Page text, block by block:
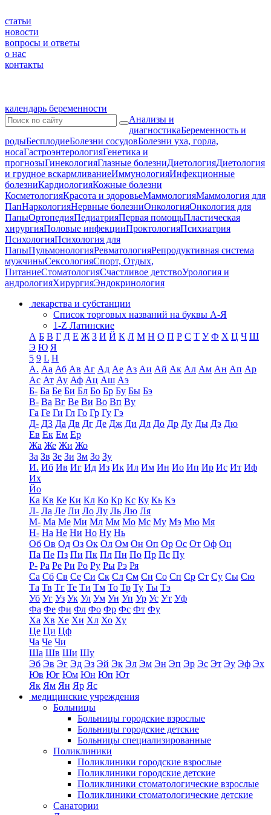
статьи
новости
вопросы и ответы
о нас
контакты
календарь беременности
Анализы и
диагностикаБеременность и
родыБесплодиеБолезни сосудовБолезни уха, горла,
носаГастроэнтерологияГенетика и
прогнозыГинекологияГлазные болезниДиетологияДиетология
и грудное вскармливаниеИммунологияИнфекционные
болезниКардиологияКожные болезни
КосметологияКрасота и здоровьеМаммологияМаммология для
ПапНаркологияНервные болезниОнкологияОнкология для
ПапыОртопедияПедиатрияПервая помощьПластическая
хирургияПоловые инфекцииПроктологияПсихиатрия
ПсихологияПсихология для
ПапыПульмонологияРевматологияРепродуктивная система
мужчиныСексологияСпорт, Отдых,
ПитаниеСтоматологияСчастливое детствоУрология и
андрологияХирургияЭндокринология
лекарства и субстанции
Список торговых названий на буквы А-Я
1-Z Латинские
А Б В Г Д Е Ж З И Й К Л М Н О П Р С Т У Ф Х Ц Ч Ш
Э Ю Я
5 9 L H
А. Аа Аб Ав Аг Ад Ае Аз Аи Ай Ак Ал Ам Ан Ап Ар
Ас Ат Ау Аф Ац Аш Аэ
Б- Ба Бе Би Бл Бо Бр Бу Бы Бэ
В- Ва Вг Ве Ви Во Вп Ву
Га Ге Ги Гл Го Гр Гу Гэ
Д- Д3 Да Дв Дг Де Дж Ди Дл До Др Ду Ды Дэ Дю
Ев Ек Ем Ер
Жа Же Жи Жо
За Зв Зе Зи Зм Зо Зу
И. Иб Ив Иг Ид Из Ик Ил Им Ин Ио Ип Ир Ис Ит Иф
Их
Йо
Ка Кв Ке Ки Кл Ко Кр Кс Ку Кь Кэ
Л- Ла Ле Ли Ло Лу Ль Лю Ля
М- Ма Ме Ми Мл Мм Мо Мс Му Мэ Мю Мя
Н- На Не Ни Но Ну Нь
Об Ов Од Оз Ок Ол Ом Он Оп Ор Ос От Оф Оц
Па Пе Пз Пи Пк Пл Пн По Пр Пс Пу
Р- Ра Ре Ри Ро Ру Ры Рэ Ря
Са Сб Св Се Си Ск Сл См Сн Со Сп Ср Ст Су Сы Сю
Та Тв Тг Те Ти Тм То Тр Ту Ты Тэ
Уб Уг Уз Ук Ул Ум Ун Уп Ур Ус Ут Уф
Фа Фе Фи Фл Фо Фр Фс Фт Фу
Ха Хв Хе Хи Хл Хо Ху
Це Ци Цф
Ча Че Чи
Ша Шв Ши Шу
Эб Эв Эг Эд Эз Эй Эк Эл Эм Эн Эп Эр Эс Эт Эу Эф Эх
Юв Юг Юм Юн Юп Ют
Як Ям Ян Яр Яс
медицинские учреждения
Больницы
Больницы городские взрослые
Больницы городские детские
Больницы специализированные
Поликлиники
Поликлиники городские взрослые
Поликлиники городские детские
Поликлиники стоматологические взрослые
Поликлиники стоматологические детские
Санатории